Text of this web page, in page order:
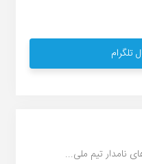
تلگرام
نامدار تیم ملی...